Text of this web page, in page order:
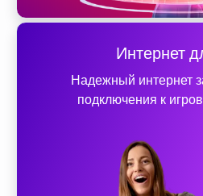
Интернет
Надежный интернет
подключения к